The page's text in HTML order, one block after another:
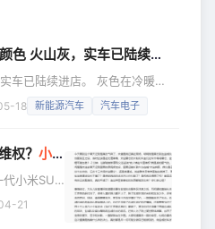
色 火山灰，实车已陆续进店
车已陆续进店。 灰色在冷暖光
次，低调却经得起反复品味。欢
门店地址大家可以看看～ 同
间差异，准确到店时间咨询门
迎到店看车 北京：共17家 小米
市大兴区京南运通汽车园销售
18 新能源汽车 汽车电子
权？ 小米 高管回应
小米SU7
播。在
雷军多次
21